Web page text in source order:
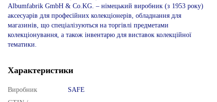
Albumfabrik GmbH & Co.KG. – німецький виробник (з 1953 року)
аксесуарів для професійних колекціонерів, обладнання для
магазинів, що спеціалізуються на торгівлі предметами
колекціонування, а також інвентарю для виставок колекційної
тематики.
Характеристики
Виробник
SAFE